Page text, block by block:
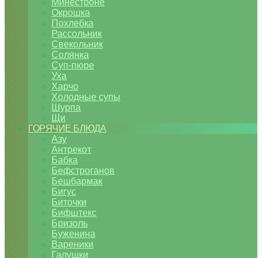
Минестроне
Окрошка
Похлебка
Рассольник
Свекольник
Солянка
Суп-пюре
Уха
Харчо
Холодные супы
Шурпа
Щи
ГОРЯЧИЕ БЛЮДА
Азу
Антрекот
Бабка
Бефстроганов
Бешбармак
Бигус
Биточки
Бифштекс
Бризоль
Буженина
Вареники
Галушки